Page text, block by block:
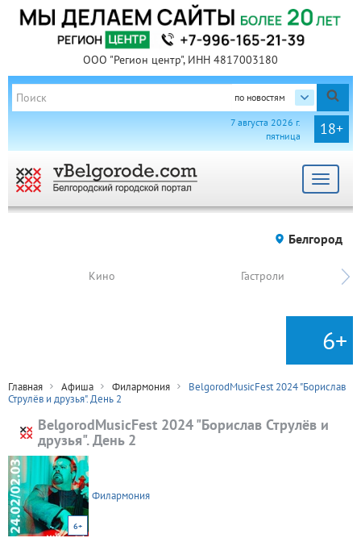
ООО "Регион центр", ИНН 4817003180
по новостям
18+
7 августа 2026 г.
пятница
Toggle
Белгород
Кино Гастроли
6+
Главная Афиша Филармония
BelgorodMusicFest 2024 "Борислав
Струлёв и друзья". День 2
BelgorodMusicFest 2024 "Борислав Струлёв и
друзья". День 2
6+
Филармония